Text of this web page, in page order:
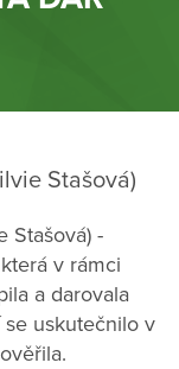
Stašová)
Stašová) -
v rámci
a darovala
uskutečnilo v